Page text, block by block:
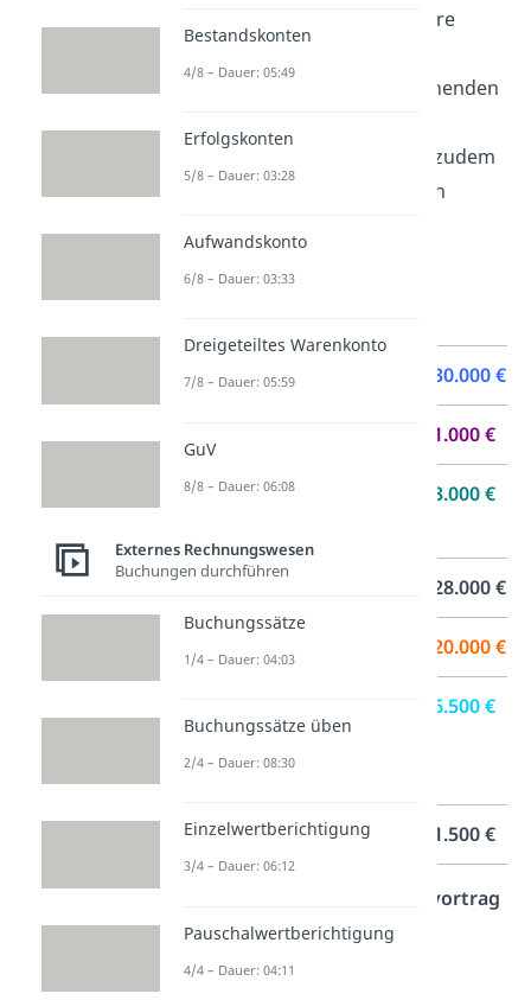
an deine Aktionäre
Aufgrund eines bevorstehenden
Lieferanten möchtest du zudem
in Höhe von
Daraus ergibt sich folgende
Jahresüberschuss 30.000 €
1.000 €
–
Einstellung
3.000 €
28.000 €
20.000 €
andere
Rücklagen
6.500 €
= Gewinnvortrag 1.500 €
Gewinnvortrag
von 1.500 €.
Bestandskonten
4/8 – Dauer: 05:49
Erfolgskonten
5/8 – Dauer: 03:28
Aufwandskonto
6/8 – Dauer: 03:33
Dreigeteiltes Warenkonto
7/8 – Dauer: 05:59
GuV
8/8 – Dauer: 06:08
Externes Rechnungswesen
Buchungen durchführen
Buchungssätze
1/4 – Dauer: 04:03
Buchungssätze üben
2/4 – Dauer: 08:30
Einzelwertberichtigung
3/4 – Dauer: 06:12
Pauschalwertberichtigung
4/4 – Dauer: 04:11